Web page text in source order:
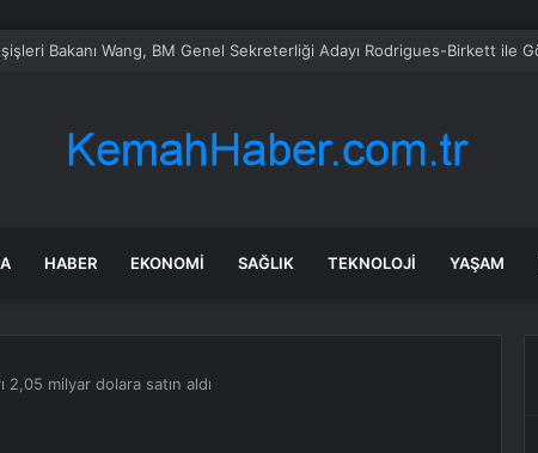
Teknoloji Atölyesi Açıldı
HABER EKONOMI SAĞLIK TEKNOLOJI YAŞAM
milyar dolara satın aldı